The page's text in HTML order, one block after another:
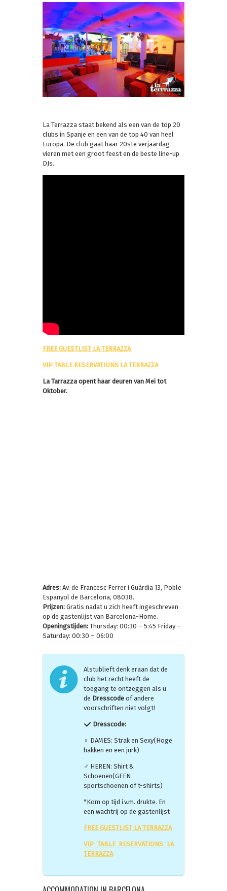
La Terrazza staat bekend als een van de top 20
clubs in Spanje en een van de top 40 van heel
Europa. De club gaat haar 20ste verjaardag
vieren met een groot feest en de beste line-up
DJs.
FREE GUESTLIST LA TERRAZZA
VIP TABLE RESERVATIONS LA TERRAZZA
La Tarrazza opent haar deuren van Mei tot
Oktober.
Adres: Av. de Francesc Ferrer i Guàrdia 13, Poble
Espanyol de Barcelona, 08038.
Prijzen: Gratis nadat u zich heeft ingeschreven
op de gastenlijst van Barcelona-Home.
Openingstijden: Thursday: 00:30 – 5:45 Friday –
Saturday: 00:30 – 06:00
Alstublieft denk eraan dat de
club het recht heeft de
toegang te ontzeggen als u
de Dresscode of andere
voorschriften niet volgt!
Dresscode:
♀ DAMES: Strak en Sexy(Hoge
hakken en een jurk)
♂ HEREN: Shirt &
Schoenen(GEEN
sportschoenen of t-shirts)
*Kom op tijd i.v.m. drukte. En
een wachtrij op de gastenlijst
FREE GUESTLIST LA TERRAZZA
VIP TABLE RESERVATIONS LA
TERRAZZA